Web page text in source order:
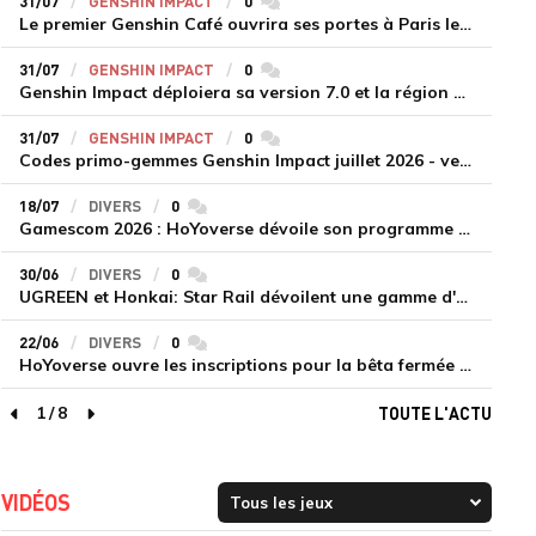
Le premier Genshin Café ouvrira ses portes à Paris le 14 août
31/07 GENSHIN IMPACT 0commentaires
Genshin Impact déploiera sa version 7.0 et la région de Snezhnaya le 12 août
31/07 GENSHIN IMPACT 0commentaires
Codes primo-gemmes Genshin Impact juillet 2026 - version 7.0
18/07 DIVERS 0commentaires
Gamescom 2026 : HoYoverse dévoile son programme et présente deux nouveaux jeux inédits
30/06 DIVERS 0commentaires
UGREEN et Honkai: Star Rail dévoilent une gamme d'accessoires de recharge en édition limitée
22/06 DIVERS 0commentaires
HoYoverse ouvre les inscriptions pour la bêta fermée de Honkai : Nexus Anima
page précédente
1/8
page suivante
TOUTE L'ACTU
VIDÉOS